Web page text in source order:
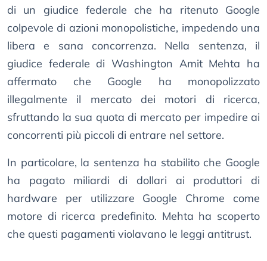
di un giudice federale che ha ritenuto Google
colpevole di azioni monopolistiche, impedendo una
libera e sana concorrenza. Nella sentenza, il
giudice federale di Washington Amit Mehta ha
affermato che Google ha monopolizzato
illegalmente il mercato dei motori di ricerca,
sfruttando la sua quota di mercato per impedire ai
concorrenti più piccoli di entrare nel settore.
In particolare, la sentenza ha stabilito che Google
ha pagato miliardi di dollari ai produttori di
hardware per utilizzare Google Chrome come
motore di ricerca predefinito. Mehta ha scoperto
che questi pagamenti violavano le leggi antitrust.